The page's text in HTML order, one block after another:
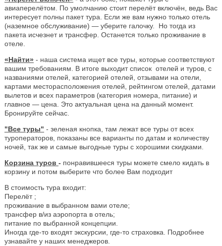
авиаперелётом. По умолчанию стоит перелёт включён, ведь Вас
интересует полны пакет тура. Если же вам нужно только отель
(наземное обслуживание) — уберите галочку. Но тогда из
пакета исчезнет и трансфер. Останется только проживание в
отеле.
«Найти» - наша система ищет все туры, которые соответствуют
вашим требованиям. В итоге выходит список отелей и туров, с
названиями отелей, категорией отелей, отзывами на отели,
картами месторасположения отелей, рейтингом отелей, датами
вылетов и всех параметров (категория номера, питание) и
главное — цена. Это актуальная цена на данный момент.
Бронируйте сейчас.
"Все туры" - зеленая кнопка, там лежат все туры от всех
туроператоров, показаны все варианты по датам и количеству
ночей, так же и самые выгодные туры с хорошими скидками.
Корзина туров - понравившееся туры можете смело кидать в
корзину и потом выберите что более Вам подходит
В стоимость тура входит:
Перелёт ;
проживание в выбранном вами отеле;
трансфер в/из аэропорта в отель;
питание по выбранной концепции.
Иногда где-то входят экскурсии, где-то страховка. Подробнее
узнавайте у наших менеджеров.